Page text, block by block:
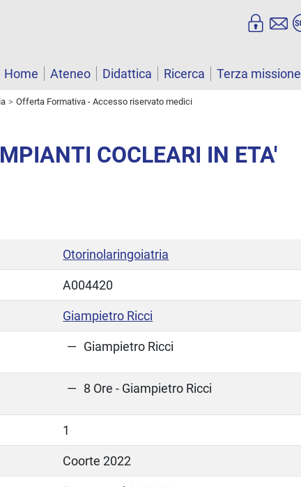
Home
Ateneo Didattica Ricerca Terza missione
Offerta Formativa - Accesso riservato medici
COCLEARI IN ETA'
Otorinolaringoiatria
A004420
Giampietro Ricci
Giampietro Ricci
8 Ore - Giampietro Ricci
1
Coorte 2022